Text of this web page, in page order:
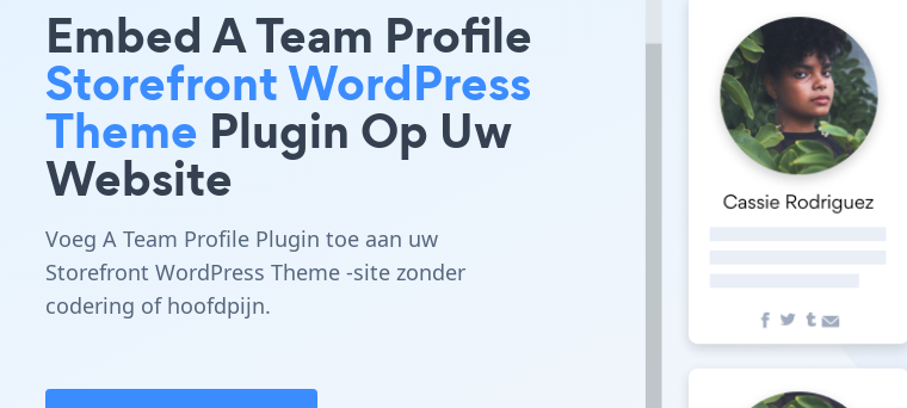
Embed A Team Profile
Storefront WordPress
Theme Plugin Op Uw
Website
Voeg A Team Profile Plugin toe aan uw
Storefront WordPress Theme -site zonder
codering of hoofdpijn.